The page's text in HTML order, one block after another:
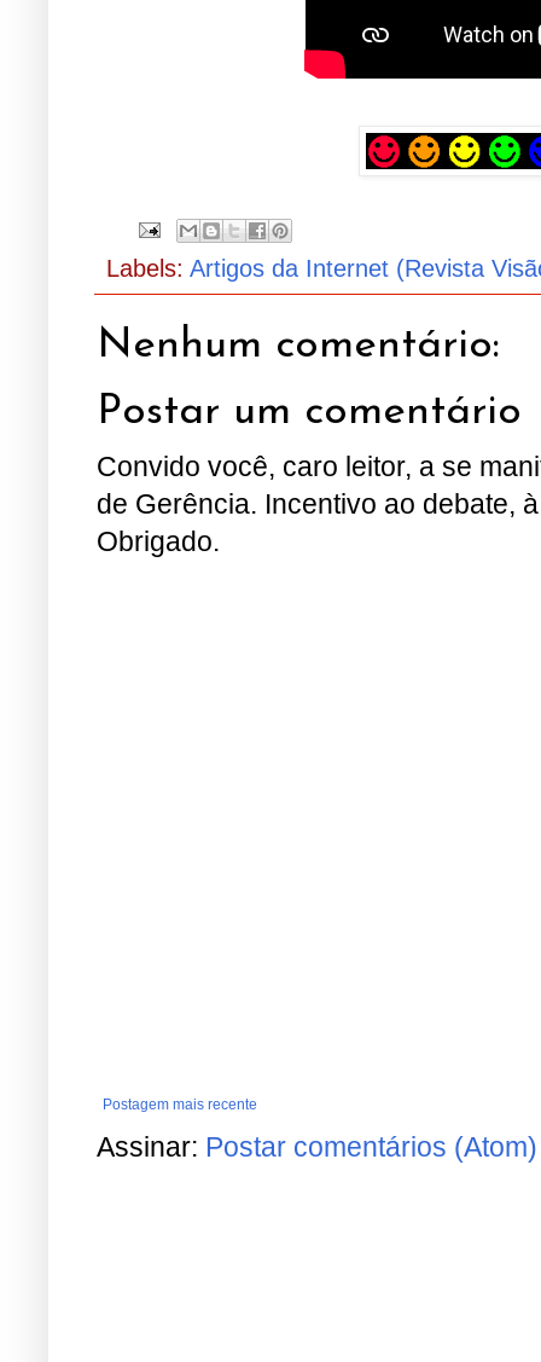
Labels: Artigos da Internet (Revista
Nenhum comentário:
Postar um comentário
Convido você, caro leitor, a se
de Gerência. Incentivo ao debate,
Obrigado.
Postagem mais recente
Assinar: Postar comentários (Atom)